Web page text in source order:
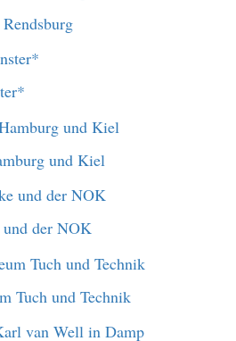
und Kiel
der NOK
Tuch und Technik